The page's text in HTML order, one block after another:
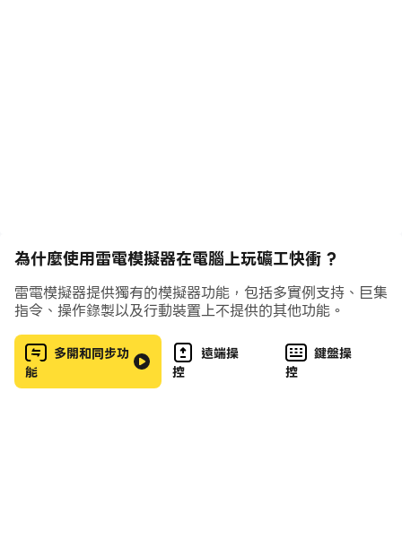
為什麼使用雷電模擬器在電腦上玩礦工快衝 ?
雷電模擬器提供獨有的模擬器功能，包括多實例支持、巨集
指令、操作錄製以及行動裝置上不提供的其他功能。
多開和同步功
能
遠端操
控
鍵盤操
控